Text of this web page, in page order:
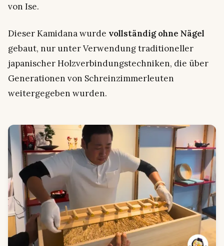
von Ise.
Dieser Kamidana wurde vollständig ohne Nägel
gebaut, nur unter Verwendung traditioneller
japanischer Holzverbindungstechniken, die über
Generationen von Schreinzimmerleuten
weitergegeben wurden.